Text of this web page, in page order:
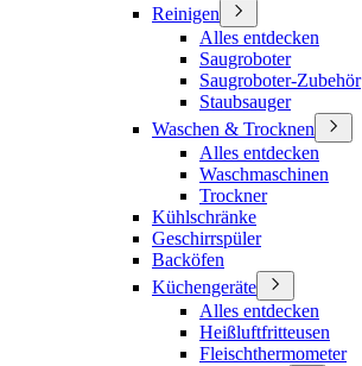
Reinigen
Alles entdecken
Saugroboter
Saugroboter-Zubehör
Staubsauger
Waschen & Trocknen
Alles entdecken
Waschmaschinen
Trockner
Kühlschränke
Geschirrspüler
Backöfen
Küchengeräte
Alles entdecken
Heißluftfritteusen
Fleischthermometer